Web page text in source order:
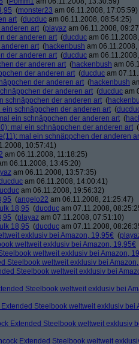
(monster23 am 06.11.2008, 17:05:59)
art (ducduc am 06.11.2008, 08:54:25)
art (playaz am 06.11.2008,
der anderen art (ducduc am
art (hackenbush am
der anderen art (ducduc am
der anderen art (hackenbush am
der anderen art (ducduc am
der anderen art (hackenbush
der anderen art (ducduc am
schnäppchen der anderen art (
ein schnäppchen der anderen art (
ein schnäppchen der anderen art (
mal ein schnäppchen der anderen art (
mal ein schnäppchen der anderen
10:57:41)
am 06.11.2008, 11:18:25)
06.11.2008, 13:45:20)
am 06.11.2008, 13:57:35)
am 06.11.2008, 14:00:41)
am 06.11.2008, 19:56:32)
(angelo22 am 06.11.2008, 21:25:47)
18,95 (ducduc am 07.11.2008,
(playaz am 07.11.2008, 07:51:10)
18,95 (ducduc am 07.11.2008,
exklusiv bei Amazon, 19,95€ (
weltweit exklusiv bei Amazon, 19,95€
weltweit exklusiv bei Amazon,
Steelbook weltweit exklusiv bei
Steelbook weltweit exklusiv bei
Steelbook weltweit exklusiv bei
Steelbook weltweit exklusiv bei
Extended Steelbook weltweit exklusiv
Extended Steelbook weltweit